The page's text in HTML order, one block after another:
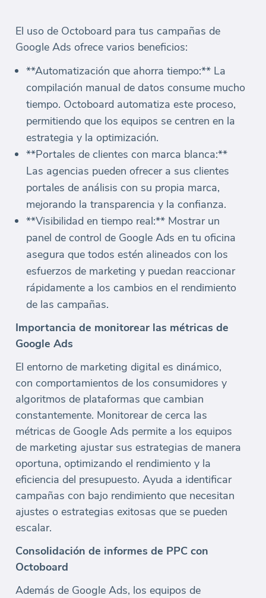
El uso de Octoboard para tus campañas de
Google Ads ofrece varios beneficios:
**Automatización que ahorra tiempo:** La
compilación manual de datos consume mucho
tiempo. Octoboard automatiza este proceso,
permitiendo que los equipos se centren en la
estrategia y la optimización.
**Portales de clientes con marca blanca:**
Las agencias pueden ofrecer a sus clientes
portales de análisis con su propia marca,
mejorando la transparencia y la confianza.
**Visibilidad en tiempo real:** Mostrar un
panel de control de Google Ads en tu oficina
asegura que todos estén alineados con los
esfuerzos de marketing y puedan reaccionar
rápidamente a los cambios en el rendimiento
de las campañas.
Importancia de monitorear las métricas de
Google Ads
El entorno de marketing digital es dinámico,
con comportamientos de los consumidores y
algoritmos de plataformas que cambian
constantemente. Monitorear de cerca las
métricas de Google Ads permite a los equipos
de marketing ajustar sus estrategias de manera
oportuna, optimizando el rendimiento y la
eficiencia del presupuesto. Ayuda a identificar
campañas con bajo rendimiento que necesitan
ajustes o estrategias exitosas que se pueden
escalar.
Consolidación de informes de PPC con
Octoboard
Además de Google Ads, los equipos de